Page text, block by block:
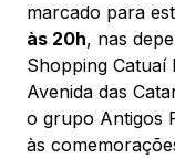
Comodidades
marcado para
às 20h, nas
Shopping Catuaí
Avenida das
o grupo Antigos
às